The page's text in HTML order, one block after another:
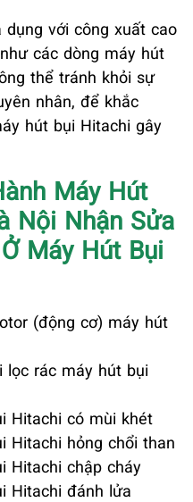
với công xuất cao
các dòng máy hút
thể tránh khỏi sự
nhân, để khắc
hút bụi Hitachi gây
Máy Hút
Nội Nhận Sửa
Máy Hút Bụi
(động cơ) máy hút
rác máy hút bụi
Hitachi có mùi khét
Hitachi hỏng chổi than
Hitachi chập cháy
Hitachi đánh lửa